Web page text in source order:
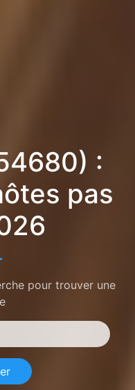
:
pas
pour trouver une